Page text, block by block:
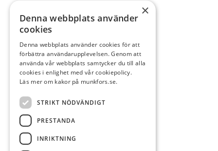
×
Denna webbplats använder
cookies
Denna webbplats använder cookies för att
förbättra användarupplevelsen. Genom att
använda vår webbplats samtycker du till alla
cookies i enlighet med vår cookiepolicy.
Läs mer om kakor på munkfors.se.
STRIKT NÖDVÄNDIGT
PRESTANDA
INRIKTNING